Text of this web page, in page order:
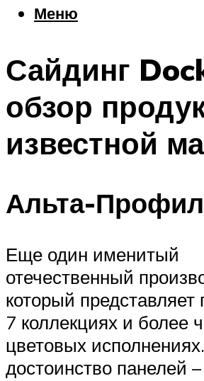
Меню
Сайдинг
обзор
известной
Альта-
Еще один именитый
отечественный
который
7 коллекциях и более
цветовых
достоинство панелей –